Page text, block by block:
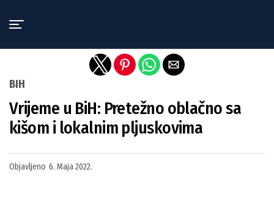
BIH
Vrijeme u BiH: Pretežno oblačno sa
kišom i lokalnim pljuskovima
Objavljeno 6. Maja 2022.